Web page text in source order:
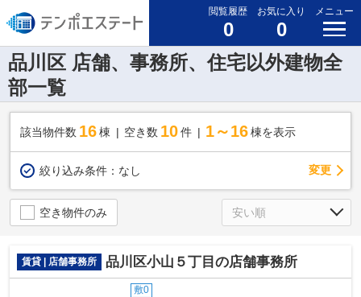
閲覧履歴
0
お気に入り
0
メニュー
品川区 店舗、事務所、住宅以外建物全
部一覧
該当物件数 16棟 空き数 10 件 1～16 棟を表示
絞り込み条件： なし 変更
空き物件のみ
賃貸 | 店舗事務所 品川区小山５丁目の店舗事務所
敷0